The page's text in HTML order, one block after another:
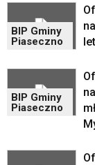
się
znajdować
wideo
oraz
BIP Gminy
Piaseczno
BIP Gminy
Piaseczno